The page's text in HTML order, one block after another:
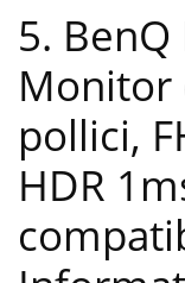
5. BenQ
Monitor
pollici,
HDR